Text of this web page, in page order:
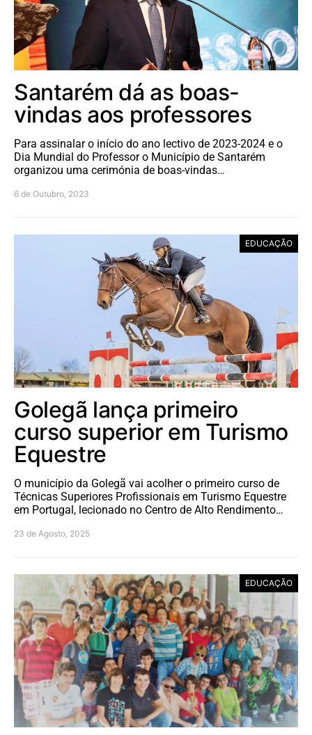
Santarém dá as boas-
vindas aos professores
Para assinalar o início do ano lectivo de 2023-2024 e o
Dia Mundial do Professor o Município de Santarém
organizou uma cerimónia de boas-vindas…
6 de Outubro, 2023
EDUCAÇÃO
Golegã lança primeiro
curso superior em Turismo
Equestre
O município da Golegã vai acolher o primeiro curso de
Técnicas Superiores Profissionais em Turismo Equestre
em Portugal, lecionado no Centro de Alto Rendimento…
23 de Agosto, 2025
EDUCAÇÃO